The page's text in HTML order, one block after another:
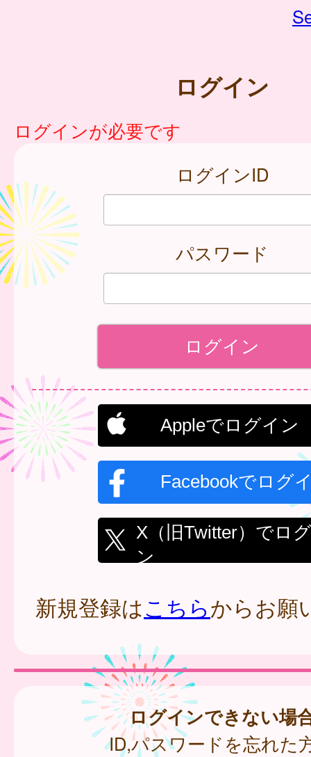
ログイン
ログインが必要です
ログインID
パスワード
Appleでログイン
Facebookでログ
X（旧Twitter）でロ
ン
新規登録はこちらからお願
ログインできない場
ID,パスワードを忘れた